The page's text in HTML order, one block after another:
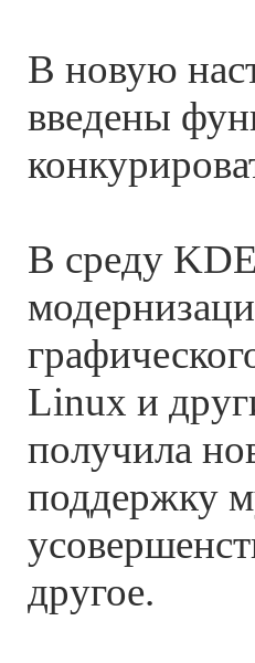
В новую
введены
В среду
Linux и
получила
поддержку
другое.